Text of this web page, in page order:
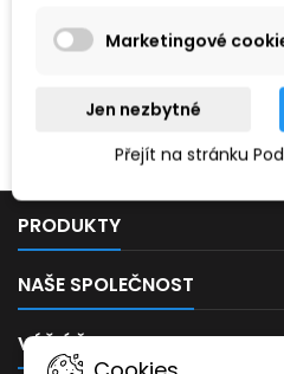
Hledaný výraz nebyl
Prosím, zkuste zadat něco jiného.
PRODUKTY
NAŠE SPOLEČNOST
VÁŠ ÚČET
Marketingové
Jen nezbytné
Přejít na stránku